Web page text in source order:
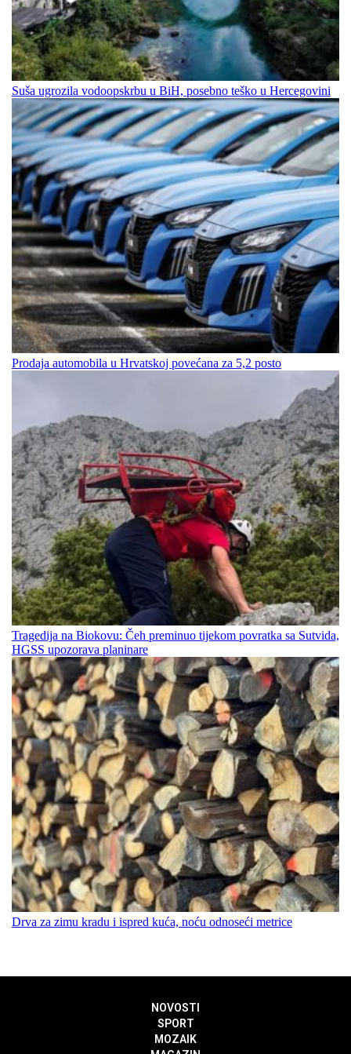
Suša ugrozila vodoopskrbu u BiH, posebno teško u Hercegovini
Prodaja automobila u Hrvatskoj povećana za 5,2 posto
Tragedija na Biokovu: Čeh preminuo tijekom povratka sa Sutvida,
HGSS upozorava planinare
Drva za zimu kradu i ispred kuća, noću odnoseći metrice
NOVOSTI
SPORT
MOZAIK